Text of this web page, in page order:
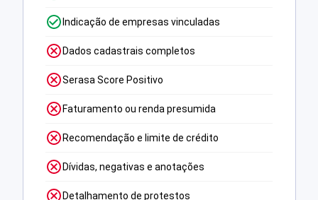
Indicação de empresas vinculadas
Dados cadastrais completos
Serasa Score Positivo
Faturamento ou renda presumida
Recomendação e limite de crédito
Dívidas, negativas e anotações
Detalhamento de protestos